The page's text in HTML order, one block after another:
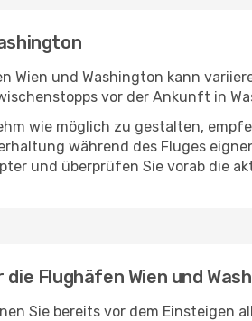
Wien und Washington kann
vor der Ankunft in
wie möglich zu gestalten,
während des Fluges
und überprüfen Sie vorab die
Flughäfen Wien und
Sie bereits vor dem